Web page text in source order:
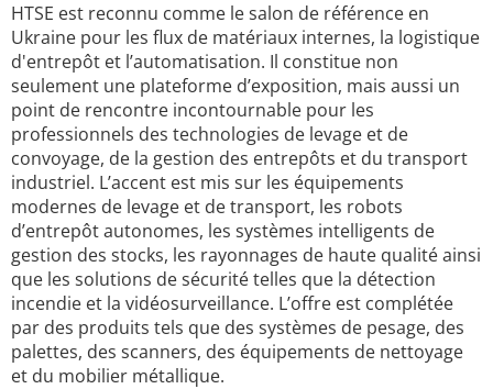
HTSE est reconnu comme le salon de référence en
Ukraine pour les flux de matériaux internes, la logistique
d'entrepôt et l’automatisation. Il constitue non
seulement une plateforme d’exposition, mais aussi un
point de rencontre incontournable pour les
professionnels des technologies de levage et de
convoyage, de la gestion des entrepôts et du transport
industriel. L’accent est mis sur les équipements
modernes de levage et de transport, les robots
d’entrepôt autonomes, les systèmes intelligents de
gestion des stocks, les rayonnages de haute qualité ainsi
que les solutions de sécurité telles que la détection
incendie et la vidéosurveillance. L’offre est complétée
par des produits tels que des systèmes de pesage, des
palettes, des scanners, des équipements de nettoyage
et du mobilier métallique.